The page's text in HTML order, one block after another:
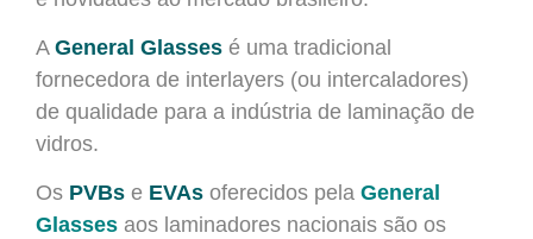
A General Glasses é uma tradicional
fornecedora de interlayers (ou intercaladores)
de qualidade para a indústria de laminação de
vidros.
Os PVBs e EVAs oferecidos pela General
Glasses aos laminadores nacionais são os